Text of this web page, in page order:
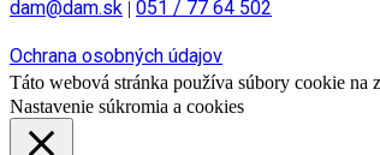
dam@dam.sk | 051 / 77 64 502
Ochrana osobných údajov
Táto webová stránka používa súbory cookie na
Nastavenie súkromia a cookies